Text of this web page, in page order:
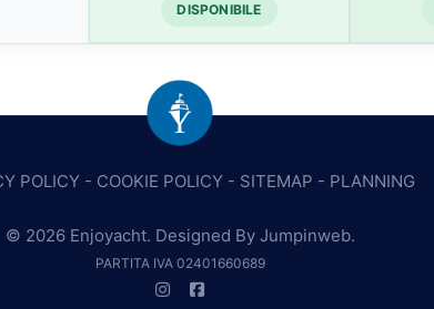
DISPONIBILE
POLICY- COOKIE POLICY- SITEMAP - PLANNING
© 2026 Enjoyacht. Designed By Jumpinweb.
PARTITA IVA 02401660689